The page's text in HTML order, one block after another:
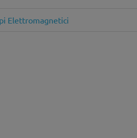
Elettromagnetici